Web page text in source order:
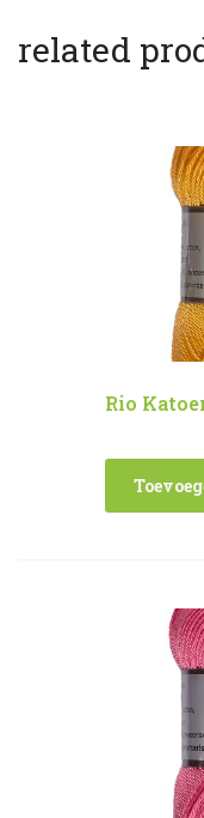
related
Rio